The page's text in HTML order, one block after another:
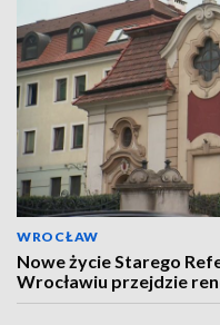
WROCŁAW
Nowe życie Starego
Wrocławiu przejdzie